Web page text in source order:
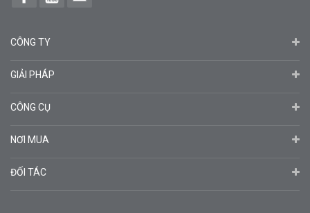
CÔNG TY
GIẢI PHÁP
CÔNG CỤ
NƠI MUA
ĐỐI TÁC